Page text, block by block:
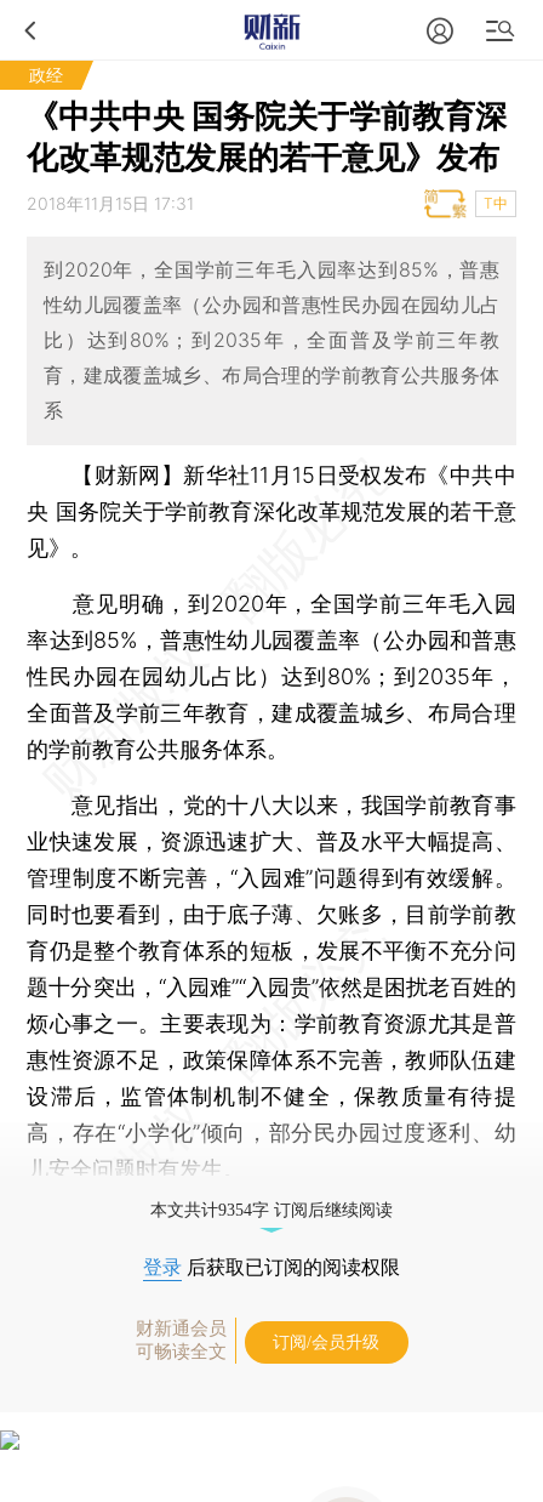
政经
《中共中央 国务院关于学前教育深
化改革规范发展的若干意见》发布
2018年11月15日 17:31 T中
到2020年，全国学前三年毛入园率达到85%，普惠
性幼儿园覆盖率（公办园和普惠性民办园在园幼儿占
比）达到80%；到2035年，全面普及学前三年教
育，建成覆盖城乡、布局合理的学前教育公共服务体
系
【财新网】 新华社11月15日受权发布《中共中
央 国务院关于学前教育深化改革规范发展的若干意
见》。
意见明确，到2020年，全国学前三年毛入园
率达到85%，普惠性幼儿园覆盖率（公办园和普惠
性民办园在园幼儿占比）达到80%；到2035年，
全面普及学前三年教育，建成覆盖城乡、布局合理
的学前教育公共服务体系。
意见指出，党的十八大以来，我国学前教育事
业快速发展，资源迅速扩大、普及水平大幅提高、
管理制度不断完善，“入园难”问题得到有效缓解。
同时也要看到，由于底子薄、欠账多，目前学前教
育仍是整个教育体系的短板，发展不平衡不充分问
题十分突出，“入园难”“入园贵”依然是困扰老百姓的
烦心事之一。主要表现为：学前教育资源尤其是普
惠性资源不足，政策保障体系不完善，教师队伍建
设滞后，监管体制机制不健全，保教质量有待提
高，存在“小学化”倾向，部分民办园过度逐利、幼
儿安全问题时有发生。
本文共计9354字 订阅后继续阅读
登录 后获取已订阅的阅读权限
财新通会员
可畅读全文
订阅/会员升级